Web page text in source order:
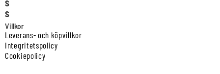
s
Villkor
Leverans- och köpvillkor
Integritetspolicy
Cookiepolicy